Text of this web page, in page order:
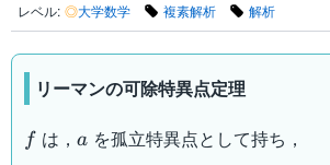
レベル: ◎大学数学 複素解析 解析
リーマンの可除特異点定理
ff は，a
a を孤立特異点として持ち，